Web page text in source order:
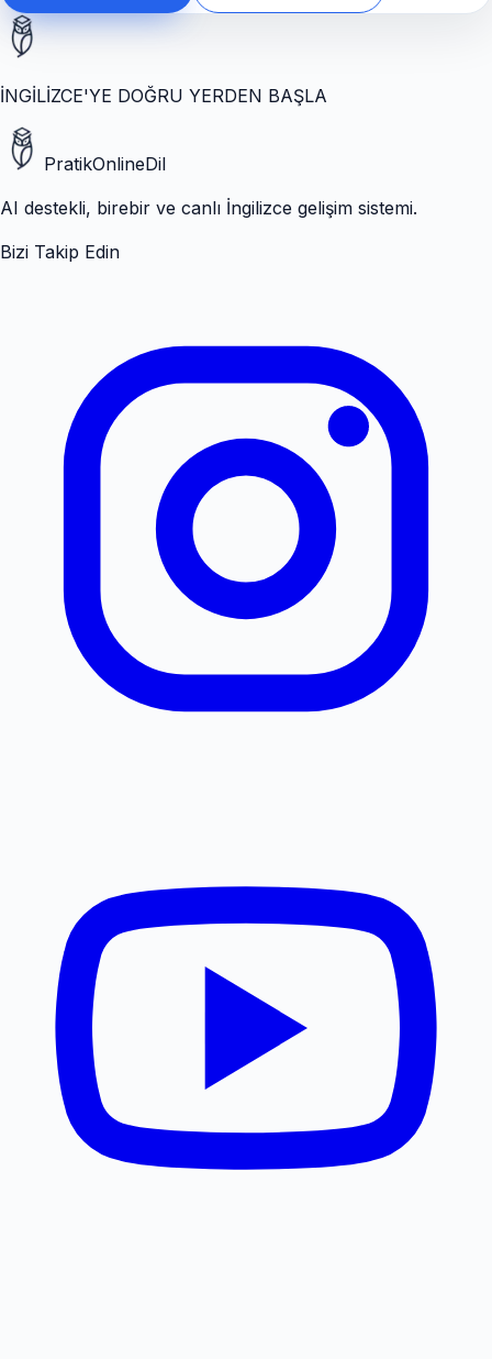
İNGİLİZCE'YE DOĞRU YERDEN BAŞLA
PratikOnlineDil
AI destekli, birebir ve canlı İngilizce gelişim sistemi.
Bizi Takip Edin